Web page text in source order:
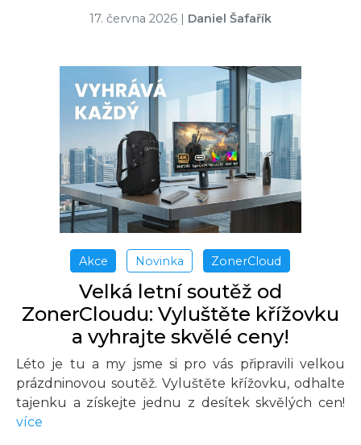
17. června 2026 | Daniel Šafařík
Akce Novinka ZonerCloud
Velká letní soutěž od
ZonerCloudu: Vyluštěte křížovku
a vyhrajte skvělé ceny!
Léto je tu a my jsme si pro vás připravili velkou
prázdninovou soutěž. Vyluštěte křížovku, odhalte
tajenku a získejte jednu z desítek skvělých cen!
více